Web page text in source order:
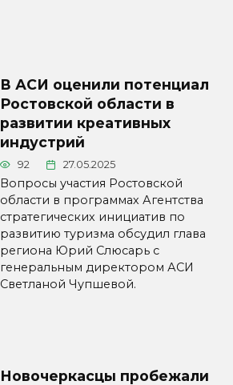
В АСИ оценили потенциал
Ростовской области в
развитии креативных
индустрий
92 27.05.2025
Вопросы участия Ростовской
области в программах Агентства
стратегических инициатив по
развитию туризма обсудил глава
региона Юрий Слюсарь с
генеральным директором АСИ
Светланой Чупшевой.
Новочеркасцы пробежали